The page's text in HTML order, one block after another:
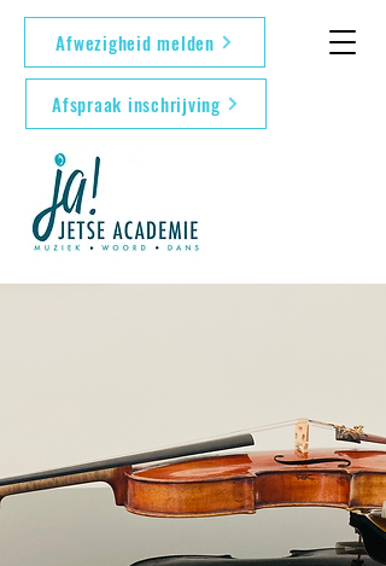
Afwezigheid melden
Afspraak inschrijving